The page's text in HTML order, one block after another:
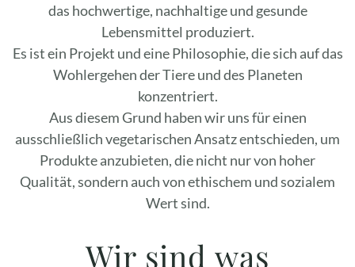
das hochwertige, nachhaltige und gesunde
Lebensmittel produziert.
Es ist ein Projekt und eine Philosophie, die sich auf das
Wohlergehen der Tiere und des Planeten
konzentriert.
Aus diesem Grund haben wir uns für einen
ausschließlich vegetarischen Ansatz entschieden, um
Produkte anzubieten, die nicht nur von hoher
Qualität, sondern auch von ethischem und sozialem
Wert sind.
Wir sind was